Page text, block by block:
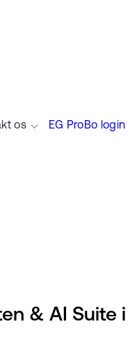
os EG ProBo login
& AI Suite i